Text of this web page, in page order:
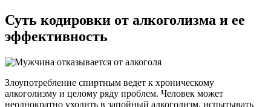
Суть кодировки от алкоголизма и ее
эффективность
Злоупотребление спиртным ведет к хроническому
алкоголизму и целому ряду проблем. Человек может
неоднократно уходить в запойный алкоголизм, испытывать